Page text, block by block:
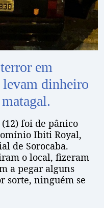
em
dinheiro
foi de pânico
Ibiti Royal,
de Sorocaba.
o local, fizeram
a pegar alguns
sorte, ninguém se